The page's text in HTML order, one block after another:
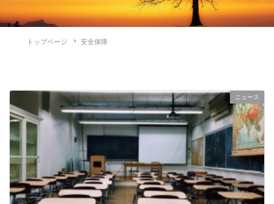
トップページ 安全保障
ニュース